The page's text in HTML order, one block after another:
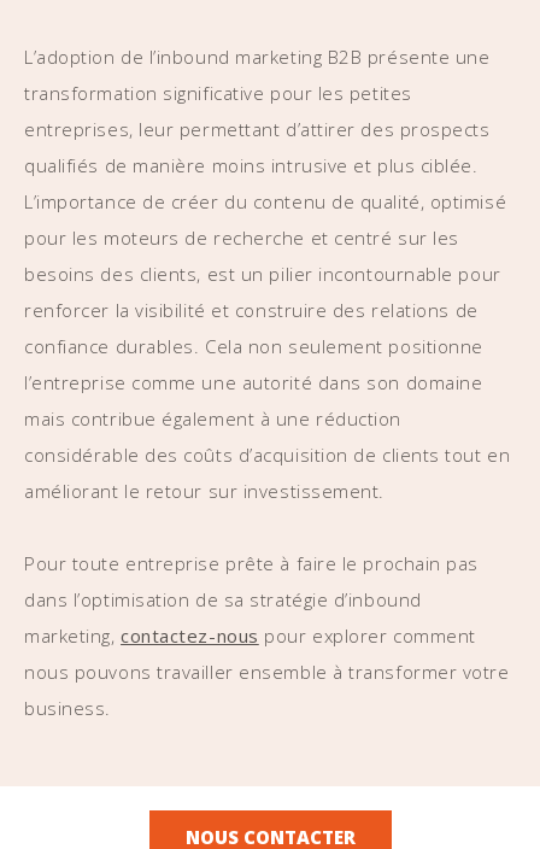
L’adoption de l’inbound marketing B2B présente une
transformation significative pour les petites
entreprises, leur permettant d’attirer des prospects
qualifiés de manière moins intrusive et plus ciblée.
L’importance de créer du contenu de qualité, optimisé
pour les moteurs de recherche et centré sur les
besoins des clients, est un pilier incontournable pour
renforcer la visibilité et construire des relations de
confiance durables. Cela non seulement positionne
l’entreprise comme une autorité dans son domaine
mais contribue également à une réduction
considérable des coûts d’acquisition de clients tout en
améliorant le retour sur investissement.
Pour toute entreprise prête à faire le prochain pas
dans l’optimisation de sa stratégie d’inbound
marketing,contactez-nous pour explorer comment
nous pouvons travailler ensemble à transformer votre
business.
NOUS CONTACTER